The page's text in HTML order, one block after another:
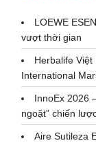
LOEWE
vượt thời gian
Herbalife
International
InnoEx 2026
ngoặt” chiến
Aire Sutileza